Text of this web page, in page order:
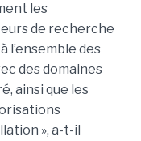
les
de recherche
l’ensemble des
des domaines
ainsi que les
», a-t-il